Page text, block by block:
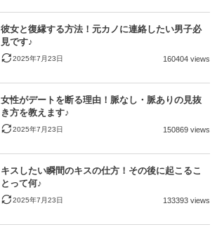
彼女と復縁する方法！元カノに連絡したい男子必
見です♪
2025年7月23日 160404 views
女性がデートを断る理由！脈なし・脈ありの見抜
き方を教えます♪
2025年7月23日 150869 views
キスしたい瞬間のキスの仕方！その後に起こるこ
とって何♪
2025年7月23日 133393 views